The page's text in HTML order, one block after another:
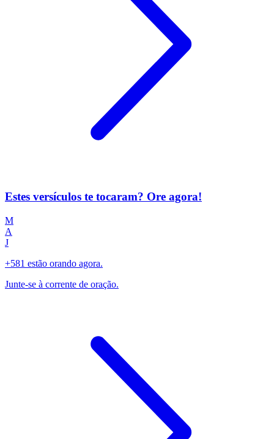
Estes versículos te tocaram? Ore agora!
M
A
J
+581 estão orando agora.
Junte-se à corrente de oração.